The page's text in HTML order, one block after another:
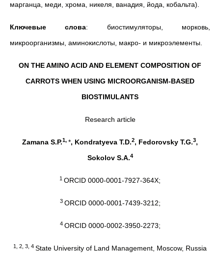
марганца, меди, хрома, никеля, ванадия, йода, кобальта).
Ключевые слова: биостимуляторы, морковь,
микроорганизмы, аминокислоты, макро- и микроэлементы.
ON THE AMINO ACID AND ELEMENT COMPOSITION OF
CARROTS WHEN USING MICROORGANISM-BASED
BIOSTIMULANTS
Research article
Zamana S.P.1, *, Kondratyeva T.D.2, Fedorovsky T.G.3,
Sokolov S.A.4
1 ORCID 0000-0001-7927-364X;
3 ORCID 0000-0001-7439-3212;
4 ORCID 0000-0002-3950-2273;
1, 2, 3, 4 State University of Land Management, Moscow, Russia